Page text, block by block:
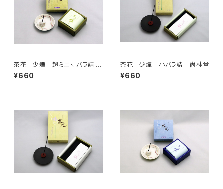
茶花 少煙 超ミニ寸バラ詰 –
尚林堂
¥660
茶花 少煙 小バラ詰 – 尚林堂
¥660